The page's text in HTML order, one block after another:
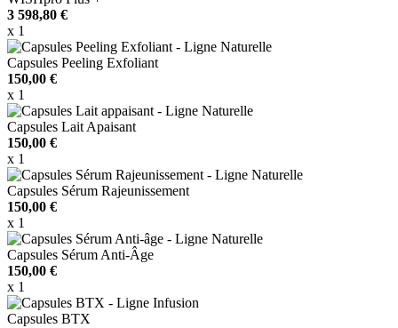
3 598,80 €
x 1
Capsules Peeling Exfoliant
150,00 €
x 1
Capsules Lait Apaisant
150,00 €
x 1
Capsules Sérum Rajeunissement
150,00 €
x 1
Capsules Sérum Anti-Âge
150,00 €
x 1
Capsules BTX